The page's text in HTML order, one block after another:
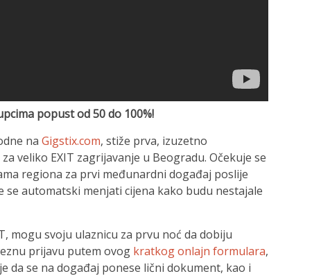
popust od 50 do 100%!
na Gigstix.com, stiže prva, izuzetno
veliko EXIT zagrijavanje u Beogradu. Očekuje se
regiona za prvi međunardni događaj poslije
se automatski menjati cijena kako budu nestajale
mogu svoju ulaznicu za prvu noć da dobiju
prijavu putem ovog kratkog onlajn formulara,
da se na događaj ponese lični dokument, kao i